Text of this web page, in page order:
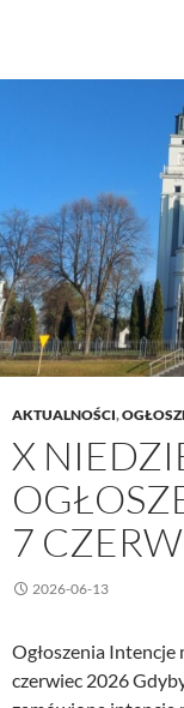
AKTUALNOŚCI,
X
7
2026-06-13
Ogłoszenia Intencje
czerwiec 2026